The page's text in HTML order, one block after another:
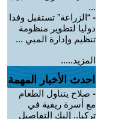
...
- “الزراعة” تستقبل وفدا
دوليا لتطوير منظومة
تنظيم وإدارة المبي ...
المزيد.....
احدث الأخبار المهمة
- صلاح يتناول الطعام
مع أسرة ريفية في
تركيا.. إليك التفاصيل